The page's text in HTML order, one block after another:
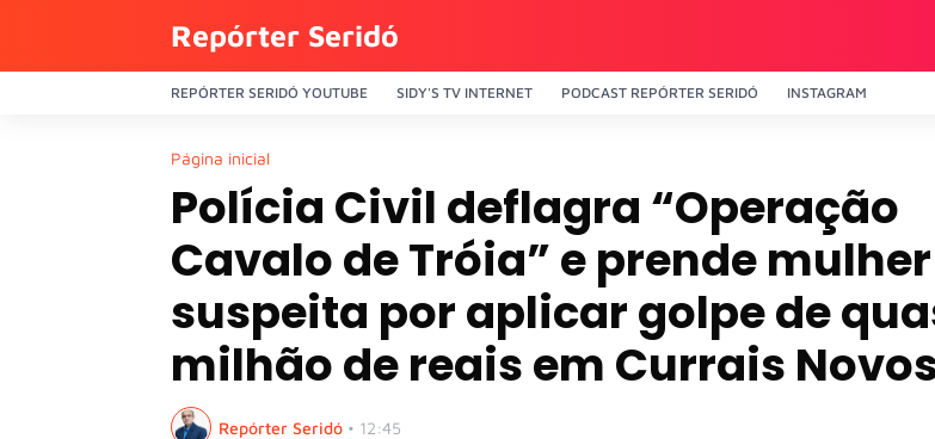
Repórter Seridó
REPÓRTER SERIDÓ YOUTUBE SIDY'S TV INTERNET PODCAST REPÓRTER SERIDÓ INSTAGRAM
Página inicial
Polícia Civil deflagra “Operação
Cavalo de Tróia” e prende mulher
suspeita por aplicar golpe de
milhão de reais em Currais
Repórter Seridó • 12:45